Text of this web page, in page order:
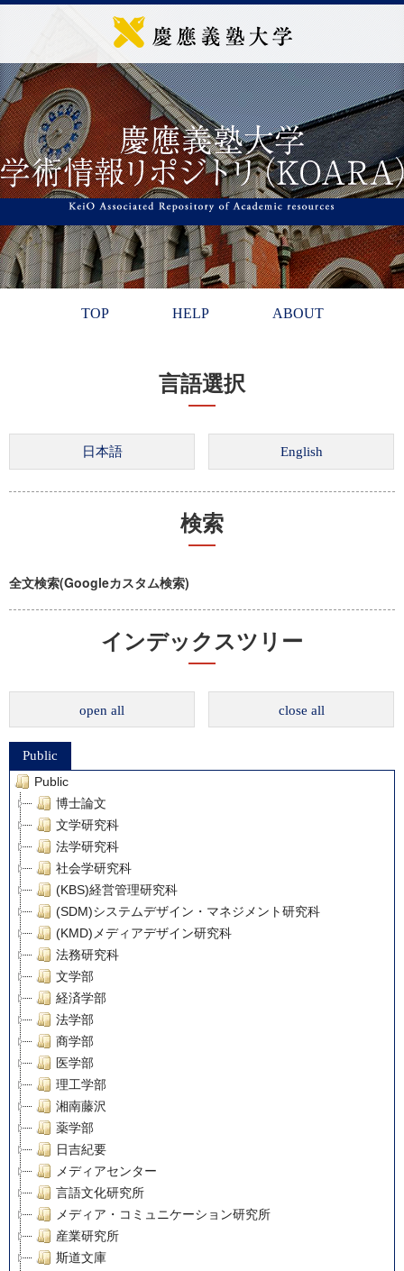
TOP HELP ABOUT
言語選択
検索
全文検索(Googleカスタム検索)
インデックスツリー
open all close all
Public
Public
博士論文
文学研究科
法学研究科
社会学研究科
(KBS)経営管理研究科
(SDM)システムデザイン・マネジメント研究科
(KMD)メディアデザイン研究科
法務研究科
文学部
経済学部
法学部
商学部
医学部
理工学部
湘南藤沢
薬学部
日吉紀要
メディアセンター
言語文化研究所
メディア・コミュニケーション研究所
産業研究所
斯道文庫